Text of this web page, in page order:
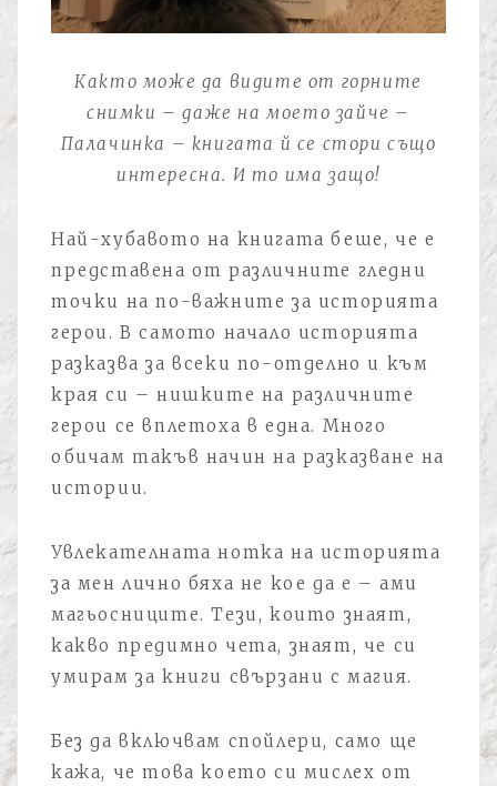
Както може да видите от горните
снимки – даже на моето зайче –
Палачинка – книгата й се стори също
интересна. И то има защо!
Най-хубавото на книгата беше, че е
представена от различните гледни
точки на по-важните за историята
герои. В самото начало историята
разказва за всеки по-отделно и към
края си – нишките на различните
герои се вплетоха в една. Много
обичам такъв начин на разказване на
истории.
Увлекателната нотка на историята
за мен лично бяха не кое да е – ами
магьосниците. Тези, които знаят,
какво предимно чета, знаят, че си
умирам за книги свързани с магия.
Без да включвам спойлери, само ще
кажа, че това което си мислех от